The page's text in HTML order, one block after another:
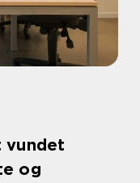
vundet
og